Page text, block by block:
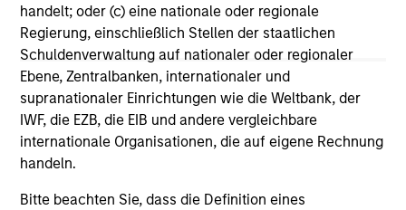
handelt; oder (c) eine nationale oder regionale
Regierung, einschließlich Stellen der staatlichen
Schuldenverwaltung auf nationaler oder regionaler
Ebene, Zentralbanken, internationaler und
supranationaler Einrichtungen wie die Weltbank, der
IWF, die EZB, die EIB und andere vergleichbare
internationale Organisationen, die auf eigene Rechnung
handeln.
Bitte beachten Sie, dass die Definition eines
Featured Insights
Vorgestellte Einblicke